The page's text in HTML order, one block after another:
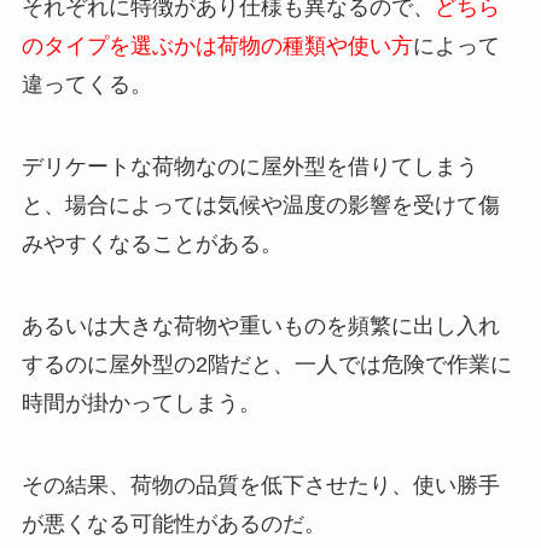
それぞれに特徴があり仕様も異なるので、
どちら
のタイプを選ぶかは荷物の種類や使い方によって
違ってくる。
デリケートな荷物なのに屋外型を借りてしまう
と、場合によっては気候や温度の影響を受けて傷
みやすくなることがある。
あるいは大きな荷物や重いものを頻繁に出し入れ
するのに屋外型の2階だと、一人では危険で作業に
時間が掛かってしまう。
その結果、荷物の品質を低下させたり、使い勝手
が悪くなる可能性があるのだ。